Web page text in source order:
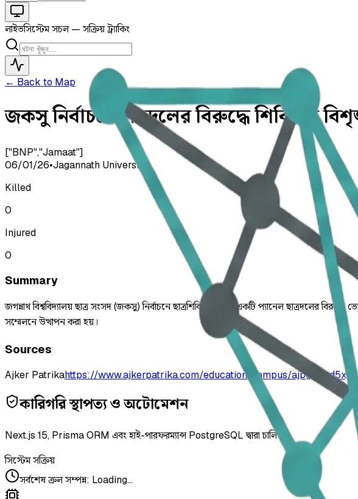
লাইভসিস্টেম সচল — সক্রিয় ট্র্যাকিং
← Back to Map
জকসু নির্বাচনে ছাত্রদলের বিরুদ্ধে শিবিরের
["BNP","Jamaat"]
06/01/26•Jagannath University
Killed
0
Injured
0
Summary
জগন্নাথ বিশ্ববিদ্যালয় ছাত্র সংসদ (জকসু) নির্বাচনে ছাত্রশিবির সমর্থিত একটি প্যানেল ছাত্রদলের
সম্মেলনে উত্থাপন করা হয়।
Sources
Ajker Patrikahttps://www.ajkerpatrika.com/education/campus/ajpgql8td5xjt
কারিগরি স্থাপত্য ও অটোমেশন
Next.js 15, Prisma ORM এবং হাই-পারফরম্যান্স PostgreSQL দ্বারা চালিত।
সিস্টেম সক্রিয়
সর্বশেষ ক্রল সম্পন্ন: Loading...